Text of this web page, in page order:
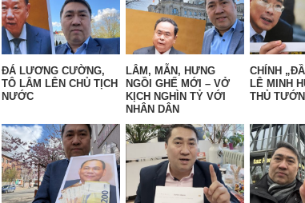
ĐÁ LƯƠNG CƯỜNG,
TÔ LÂM LÊN CHỦ TỊCH
NƯỚC
LÂM, MẪN, HƯNG
NGỒI GHẾ MỚI – VỞ
KỊCH NGHÌN TỶ VỚI
NHÂN DÂN
CHÍNH
LÊ MINH
THỦ